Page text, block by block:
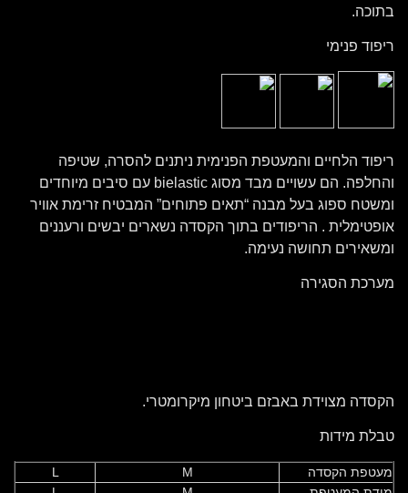
בתוכה.
ריפוד פנימי
ריפוד הלחיים והמעטפת הפנימית ניתנים להסרה, שטיפה
והחלפה. הם עשויים מבד מסוג bielastic עם סיבים מיוחדים
ומשטח ספוג בעל מבנה “תאים פתוחים” המבטיח זרימת אוויר
אופטימלית . הריפודים בתוך הקסדה נשארים יבשים ורעננים
ומשאירים תחושה נעימה.
מערכת הסגירה
הקסדה מצוידת באבזם ביטחון מיקרומטרי.
טבלת מידות
מעטפת הקסדה M
L
מידת המעטפת
M
L